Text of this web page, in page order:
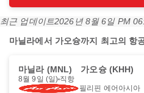
최근 업데이트2026년 8월 6일 PM
마닐라에서 가오슝까지 최고의 항
마닐라 (MNL) 가오슝 (KHH)
8월 9일 (일) 직항
필리핀 에어아시아